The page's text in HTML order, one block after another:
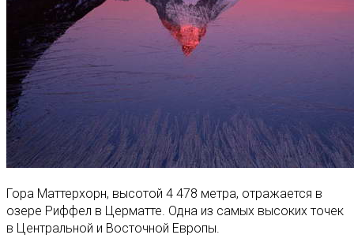
Гора Маттерхорн, высотой 4 478 метра, отражается в
озере Риффел в Церматте. Одна из самых высоких точек
в Центральной и Восточной Европы.